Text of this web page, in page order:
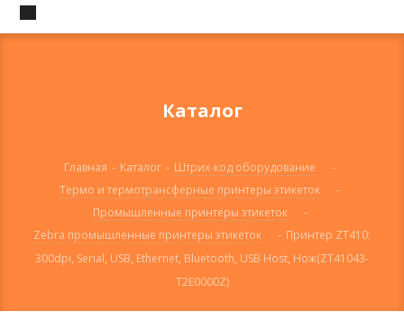
Каталог
Главная - Каталог - Штрих-код оборудование
-
Термо и термотрансферные принтеры этикеток
-
Промышленные принтеры этикеток
-
Zebra промышленные принтеры этикеток
- Принтер ZT410;
300dpi, Serial, USB, Ethernet, Bluetooth, USB Host, Нож(ZT41043-
T2E0000Z)